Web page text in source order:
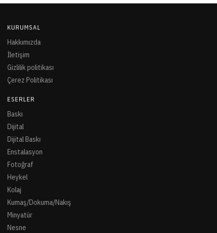
KURUMSAL
Hakkımızda
İletişim
Gizlilik politikası
Çerez Politikası
ESERLER
Baskı
Dijital
Dijital Baskı
Enstalasyon
Fotoğraf
Heykel
Kolaj
Kumaş/Dokuma/Nakış
Minyatür
Nesne